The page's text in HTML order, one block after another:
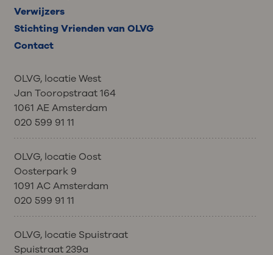
Verwijzers
Stichting Vrienden van OLVG
Contact
OLVG, locatie West
Jan Tooropstraat 164
1061 AE Amsterdam
020 599 91 11
OLVG, locatie Oost
Oosterpark 9
1091 AC Amsterdam
020 599 91 11
OLVG, locatie Spuistraat
Spuistraat 239a